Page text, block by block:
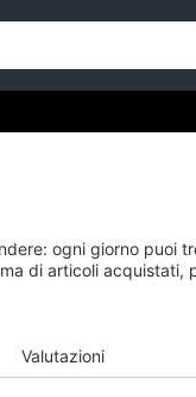
Ecoscandaglio
Strumentazione
ogni giorno puoi
di articoli
Valutazioni